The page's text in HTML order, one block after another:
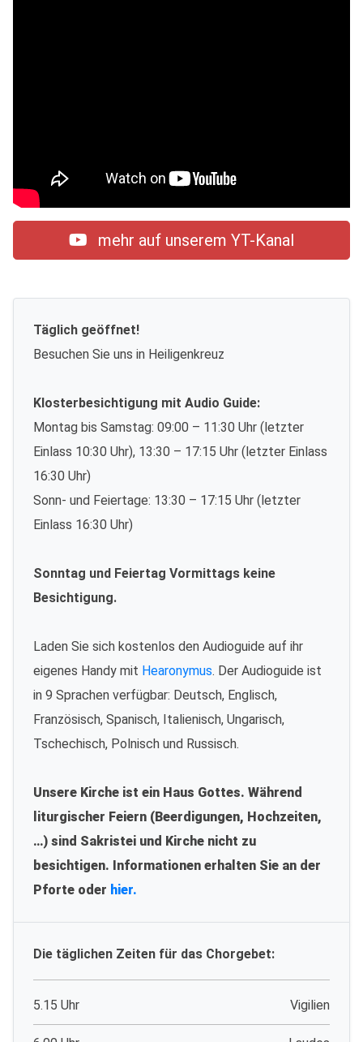
mehr auf unserem YT-Kanal
Täglich geöffnet!
Besuchen Sie uns in Heiligenkreuz
Klosterbesichtigung mit Audio Guide:
Montag bis Samstag: 09:00 – 11:30 Uhr (letzter
Einlass 10:30 Uhr), 13:30 – 17:15 Uhr (letzter Einlass
16:30 Uhr)
Sonn- und Feiertage: 13:30 – 17:15 Uhr (letzter
Einlass 16:30 Uhr)
Sonntag und Feiertag Vormittags keine
Besichtigung.
Laden Sie sich kostenlos den Audioguide auf ihr
eigenes Handy mit Hearonymus. Der Audioguide ist
in 9 Sprachen verfügbar: Deutsch, Englisch,
Französisch, Spanisch, Italienisch, Ungarisch,
Tschechisch, Polnisch und Russisch.
Unsere Kirche ist ein Haus Gottes. Während
liturgischer Feiern (Beerdigungen, Hochzeiten,
…) sind Sakristei und Kirche nicht zu
besichtigen. Informationen erhalten Sie an der
Pforte oder hier.
Die täglichen Zeiten für das Chorgebet:
5.15 Uhr Vigilien